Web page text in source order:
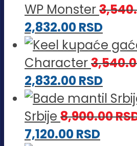
WP Monster
2,832.00RSD
Character
2,832.00RSD
Srbije 8,900.00
7,120.00RSD